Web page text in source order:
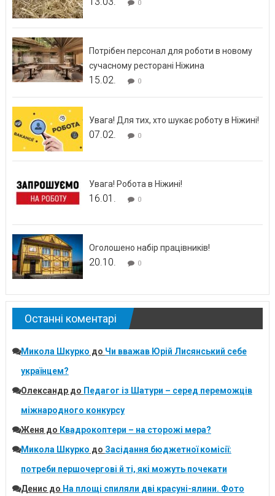
0
Потрібен персонал для роботи в новому
сучасному ресторані Ніжина
15.02. 0
Увага! Для тих, хто шукає роботу в Ніжині!
07.02. 0
Увага! Робота в Ніжині!
16.01. 0
Оголошено набір працівників!
20.10. 0
Останні коментарі
Микола Шкурко до Чи вважав Юрій Лисянський себе
українцем?
Олександрдо Педагог із Шатури – серед переможців
міжнародного конкурсу
Женя до Квадрокоптери – на сторожі мера?
Микола Шкурко до Засідання бюджетної комісії:
потреби першочергові й ті, які можуть почекати
Денисдо На площі спиляли дві красуні-ялини. Фото